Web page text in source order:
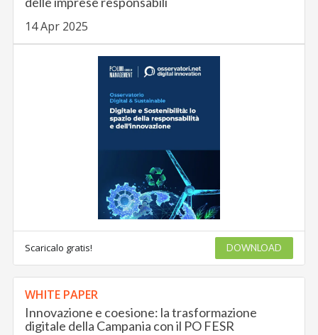
14 Apr 2025
Scaricalo gratis! DOWNLOAD
WHITE PAPER
Innovazione e coesione: la trasformazione
digitale della Campania con il PO FESR